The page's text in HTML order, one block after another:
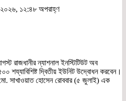
১২:৪৮ অপরাহ্ণ
রাজধানীর ন্যাশনাল ইনস্টিটিউট অব
শয্যাবিশিষ্ট দ্বিতীয় ইউনিট উদ্বোধন করবেন।
মো. সাখাওয়াত হোসেন রোববার (৫ জুলাই) এক